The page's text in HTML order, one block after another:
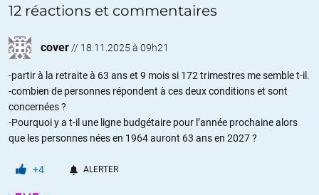
12 réactions et commentaires
cover // 18.11.2025 à 09h21
-partir à la retraite à 63 ans et 9 mois si 172 trimestres me semble t-il.
-combien de personnes répondent à ces deux conditions et sont
concernées ?
-Pourquoi y a t-il une ligne budgétaire pour l’année prochaine alors
que les personnes nées en 1964 auront 63 ans en 2027 ?
+4 ALERTER